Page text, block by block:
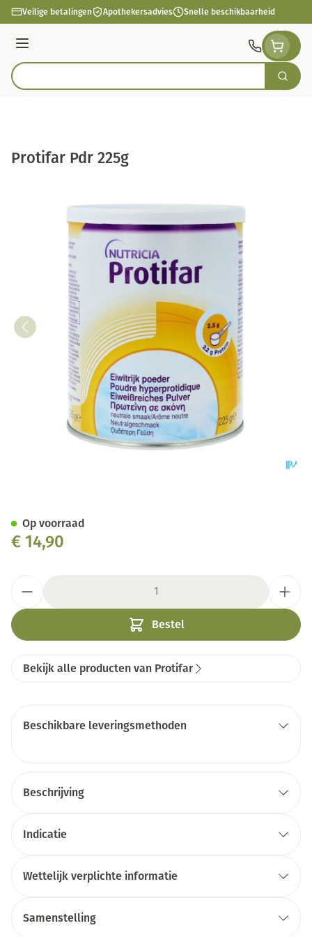
Ga naar de inhoud
Veilige betalingen Apothekersadvies Snelle beschikbaarheid
Menu
Product, merk, categorie... Zoek
Protifar Pdr 225g
€ 14,90
Bestel
Op voorraad
Bekijk alle producten van Protifar
Beschikbare leveringsmethoden
Beschrijving
Indicatie
Wettelijk verplichte informatie
Samenstelling